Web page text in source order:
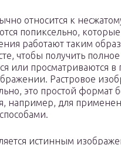
относится к
попиксельно,
работают таким
чтобы получить
или просматриваются в
Растровое
это простой формат
например, для
истинным